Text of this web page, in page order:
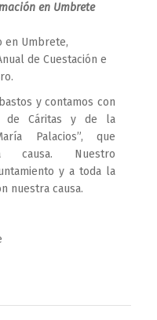
en Umbrete
en Umbrete,
de Cuestación e
y contamos con
de Cáritas y de la
Palacios”, que
causa. Nuestro
y a toda la
nuestra causa.